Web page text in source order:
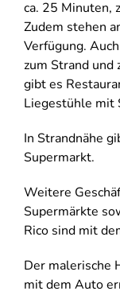
ca. 25 Minuten,
Zudem stehen
Verfügung.
zum Strand und
gibt es
Liegestühle mit
In Strandnähe
Supermarkt.
Weitere
Supermärkte
Rico sind mit
Der malerische
mit dem Auto